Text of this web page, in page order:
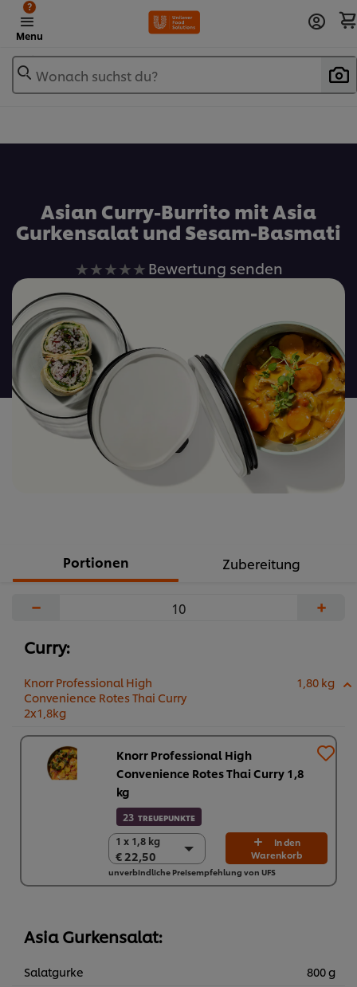
Menu
?
Wonach suchst du?
Asian Curry-Burrito mit Asia
Gurkensalat und Sesam-Basmati
Keine
recipe
abgegeben
Bewertung senden
Portionen Zubereitung
− +
Curry:
Knorr Professional High
Convenience Rotes Thai Curry
2x1,8kg
1,80 kg
Knorr Professional High
Convenience Rotes Thai Curry 1,8
kg
23 TREUEPUNKTE
1 x 1,8 kg
€ 22,50
1 x 1,8 kg
€ 22,50
2 x 1,8 kg
In den
Warenkorb
unverbindliche Preisempfehlung von UFS
Asia Gurkensalat:
Salatgurke
800 g